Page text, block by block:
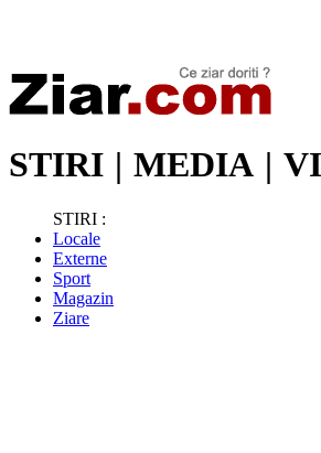
STIRI | MEDIA |
STIRI :
Locale
Externe
Sport
Magazin
Ziare